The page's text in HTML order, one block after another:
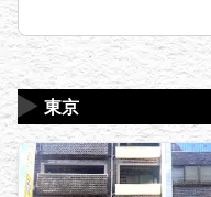
東京
▶